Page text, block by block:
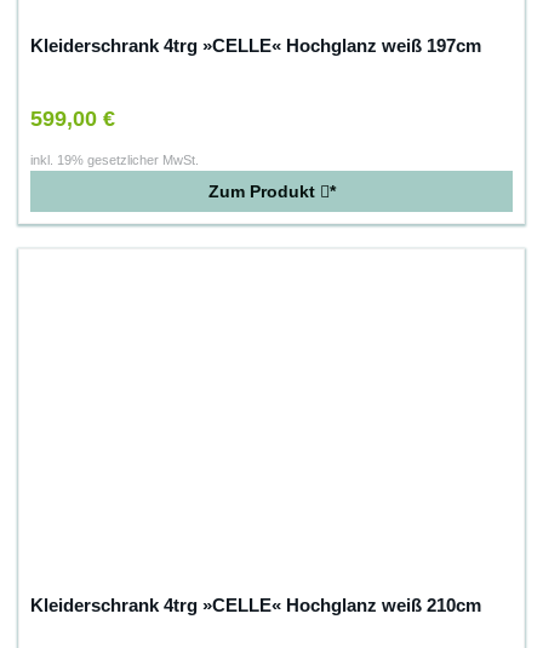
Kleiderschrank 4trg »CELLE« Hochglanz weiß 197cm
599,00 €
inkl. 19% gesetzlicher MwSt.
Zum Produkt *
Kleiderschrank 4trg »CELLE« Hochglanz weiß 210cm